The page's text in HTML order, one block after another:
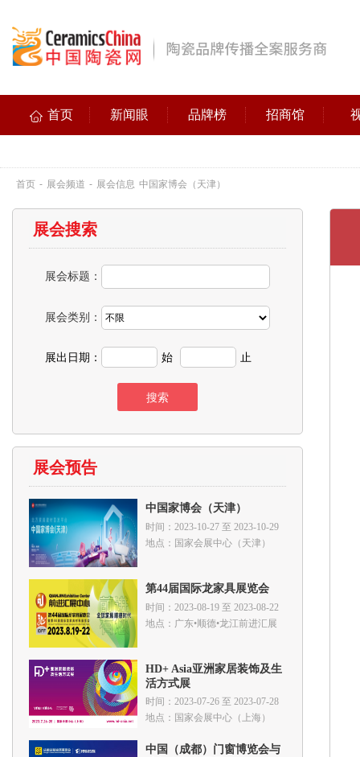
首页 新闻眼 品牌榜 招商馆
首页 - 展会频道 - 展会信息 中国家博会（天津）
展会搜索
展会标题：
展会类别：
展出日期： 始 止
展会预告
中国家博会（天津）
时间：2023-10-27 至 2023-10-29
地点：国家会展中心（天津）
第44届国际龙家具展览会
时间：2023-08-19 至 2023-08-22
地点：广东•顺德•龙江前进汇展
HD+ Asia亚洲家居装饰及生
活方式展
时间：2023-07-26 至 2023-07-28
地点：国家会展中心（上海）
中国（成都）门窗博览会与